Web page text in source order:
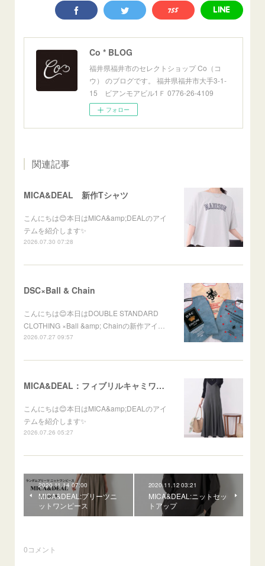
Co * BLOG
福井県福井市のセレクトショップ Co（コ
ウ） のブログです。 福井県福井市大手3-1-
15 ビアンモアビル1Ｆ 0776-26-4109
フォロー
関連記事
MICA&DEAL 新作Tシャツ
こんにちは😊本日はMICA&amp;DEALのアイ
テムを紹介します✨
2026.07.30 07:28
DSC×Ball & Chain
こんにちは😊本日はDOUBLE STANDARD
CLOTHING ×Ball &amp; Chainの新作アイ…
2026.07.27 09:57
MICA&DEAL：フィブリルキャミワンピース
こんにちは😊本日はMICA&amp;DEALのアイ
テムを紹介します✨
2026.07.26 05:27
2020.11.14 07:00
MICA&DEAL:プリーツニ
ットワンピース
2020.11.12 03:21
MICA&DEAL:ニットセッ
トアップ
0コメント